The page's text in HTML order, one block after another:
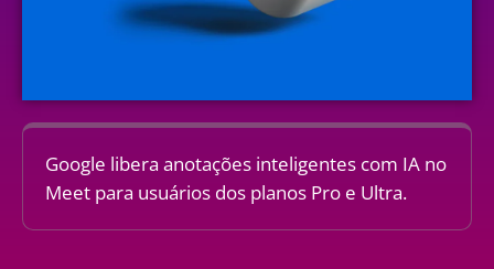
Google libera anotações inteligentes com IA no
Meet para usuários dos planos Pro e Ultra.